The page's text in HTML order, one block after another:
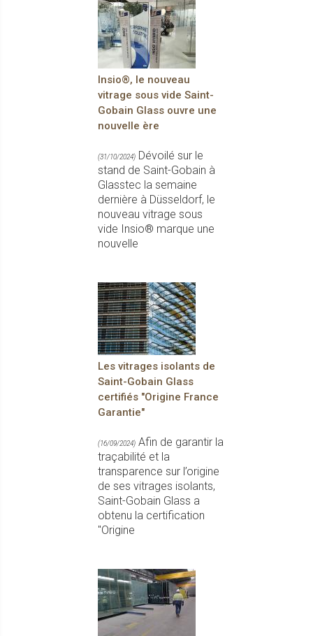
Insio®, le nouveau
vitrage sous vide Saint-
Gobain Glass ouvre une
nouvelle ère
(31/10/2024) Dévoilé sur le
stand de Saint-Gobain à
Glasstec la semaine
dernière à Düsseldorf, le
nouveau vitrage sous
vide Insio® marque une
nouvelle
Les vitrages isolants de
Saint-Gobain Glass
certifiés "Origine France
Garantie"
(16/09/2024) Afin de garantir la
traçabilité et la
transparence sur l’origine
de ses vitrages isolants,
Saint-Gobain Glass a
obtenu la certification
"Origine